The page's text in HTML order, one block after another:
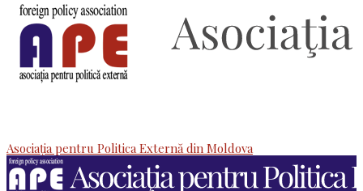
Asociaţia pentru Politica Externă din Moldova